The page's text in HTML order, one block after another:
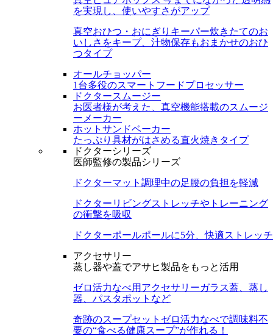
を実現し、使いやすさがアップ
真空おひつ・おにぎりキーパー炊きたてのお
いしさをキープ、汁物保存もおまかせのおひ
つタイプ
オールチョッパー
1台多役のスマートフードプロセッサー
ドクタースムージー
お医者様が考えた、真空機能搭載のスムージ
ーメーカー
ホットサンドベーカー
たっぷり具材がはさめる直火焼きタイプ
ドクターシリーズ
医師監修の製品シリーズ
ドクターマット 調理中の足腰の負担を軽減
ドクターリビングストレッチやトレーニング
の衝撃を吸収
ドクターポールポールに5分、快適ストレッチ
アクセサリー
蒸し器や蓋でアサヒ製品をもっと活用
ゼロ活力なべ用アクセサリーガラス蓋、蒸し
器、パスタポットなど
奇跡のスープセット ゼロ活力なべで調味料不
要の“食べる健康スープ”が作れる！